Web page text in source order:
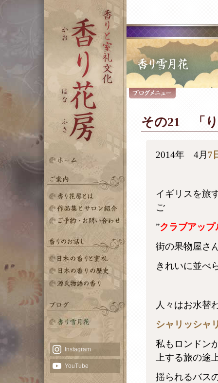
その壱 「供える」
その弐 「くゆらす」
その参 「飾る」
その四 「清める」
その五 「身にまとう」
その21 「
2014年 4月 7
イギリスを旅
ご
”クラブアップ
街の果物屋さ
きれいに並べ
人々はお水替
シャリッシャ
私もロンドン
上する旅の途
揺られるバス